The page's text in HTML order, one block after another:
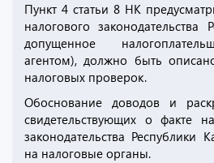
Пункт 4 статьи 8 НК
налогового законодательства
допущенное
агентом), должно быть
налоговых проверок.
Обоснование доводов и
свидетельствующих о факте
законодательства Республики
на налоговые органы.